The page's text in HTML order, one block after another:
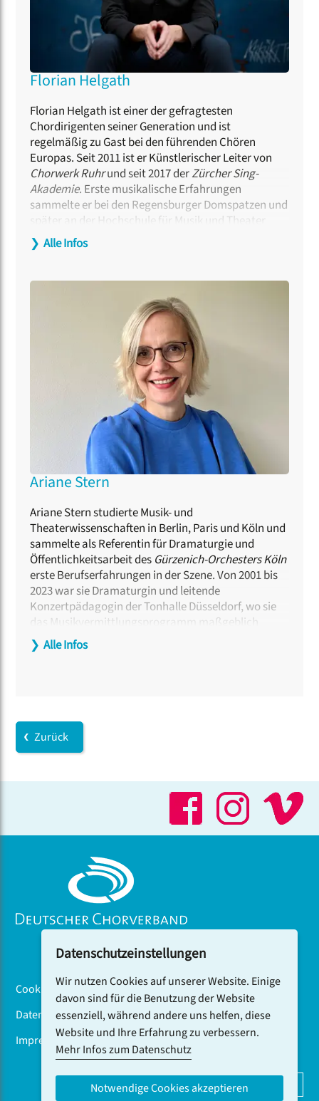
Florian Helgath
Florian Helgath ist einer der gefragtesten
Chordirigenten seiner Generation und ist
regelmäßig zu Gast bei den führenden Chören
Europas. Seit 2011 ist er Künstlerischer Leiter von
Chorwerk Ruhrund seit 2017 derZürcher Sing-
Akademie. Erste musikalische Erfahrungen
sammelte er bei den Regensburger Domspatzen und
später an der Hochschule für Musik und Theater
München. Zu seinen wichtigsten Lehrern zählen
Michael Gläser, Stefan Parkman und Dan Olof
2006 sowie der Competition For Young Choral
Conductors 2007. Von 2009 bis 2015 leitete er den
Dänischen Rundfunkchorund von 2008 bis 2016
Via Nova Chor München
hat er eine Professur für Chorleitung an der
Hochschule für Musik und Theater München.
❯ Alle Infos
Ariane Stern
Ariane Stern studierte Musik- und
Theaterwissenschaften in Berlin, Paris und Köln und
sammelte als Referentin für Dramaturgie und
Öffentlichkeitsarbeit des Gürzenich-Orchesters Köln
erste Berufserfahrungen in der Szene. Von 2001 bis
2023 war sie Dramaturgin und leitende
Konzertpädagogin der Tonhalle Düsseldorf, wo sie
das Musikvermittlungsprogramm maßgeblich
prägte. Parallel arbeitete sie als Moderatorin an
weiteren Konzerthäusern und lehrte als Dozentin
Programmplanung und Organisation des
renommierten Profi-Vokalensembles aus NRW.
❯ Alle Infos
Zurück
Cookiebanner
Datenschutz
Impressum
DCV-NEWSLETTER ABONNIEREN
Datenschutzeinstellungen
Wir nutzen Cookies auf unserer Website. Einige
davon sind für die Benutzung der Website
essenziell, während andere uns helfen, diese
Website und Ihre Erfahrung zu verbessern.
Mehr Infos zum Datenschutz
Notwendige Cookies akzeptieren